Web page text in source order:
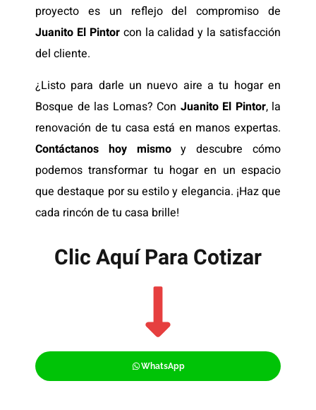
proyecto es un reflejo del compromiso de
Juanito El Pintorcon la calidad y la satisfacción
del cliente.
¿Listo para darle un nuevo aire a tu hogar en
Bosque de las Lomas? Con Juanito El Pintor, la
renovación de tu casa está en manos expertas.
Contáctanos hoy mismoy descubre cómo
podemos transformar tu hogar en un espacio
que destaque por su estilo y elegancia. ¡Haz que
cada rincón de tu casa brille!
Clic Aquí Para Cotizar​
WhatsApp